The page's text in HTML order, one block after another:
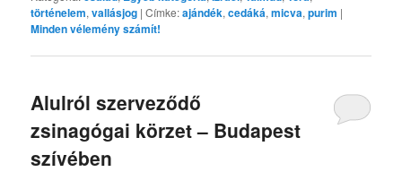
történelem,vallásjog |Címke:ajándék,cedáká,micva,purim |
Minden vélemény számít!
Alulról szerveződő
zsinagógai körzet – Budapest
szívében